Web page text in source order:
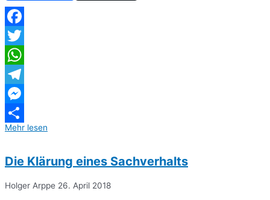
Facebook
Twitter
WhatsApp
Telegram
Messenger
Teilen
Mehr lesen
Die Klärung eines Sachverhalts
Holger Arppe 26. April 2018